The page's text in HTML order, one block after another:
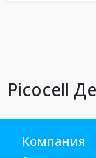
Picocell
Компания